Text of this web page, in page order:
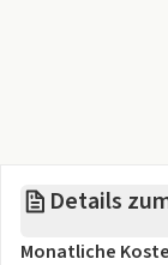
Details
Monatliche